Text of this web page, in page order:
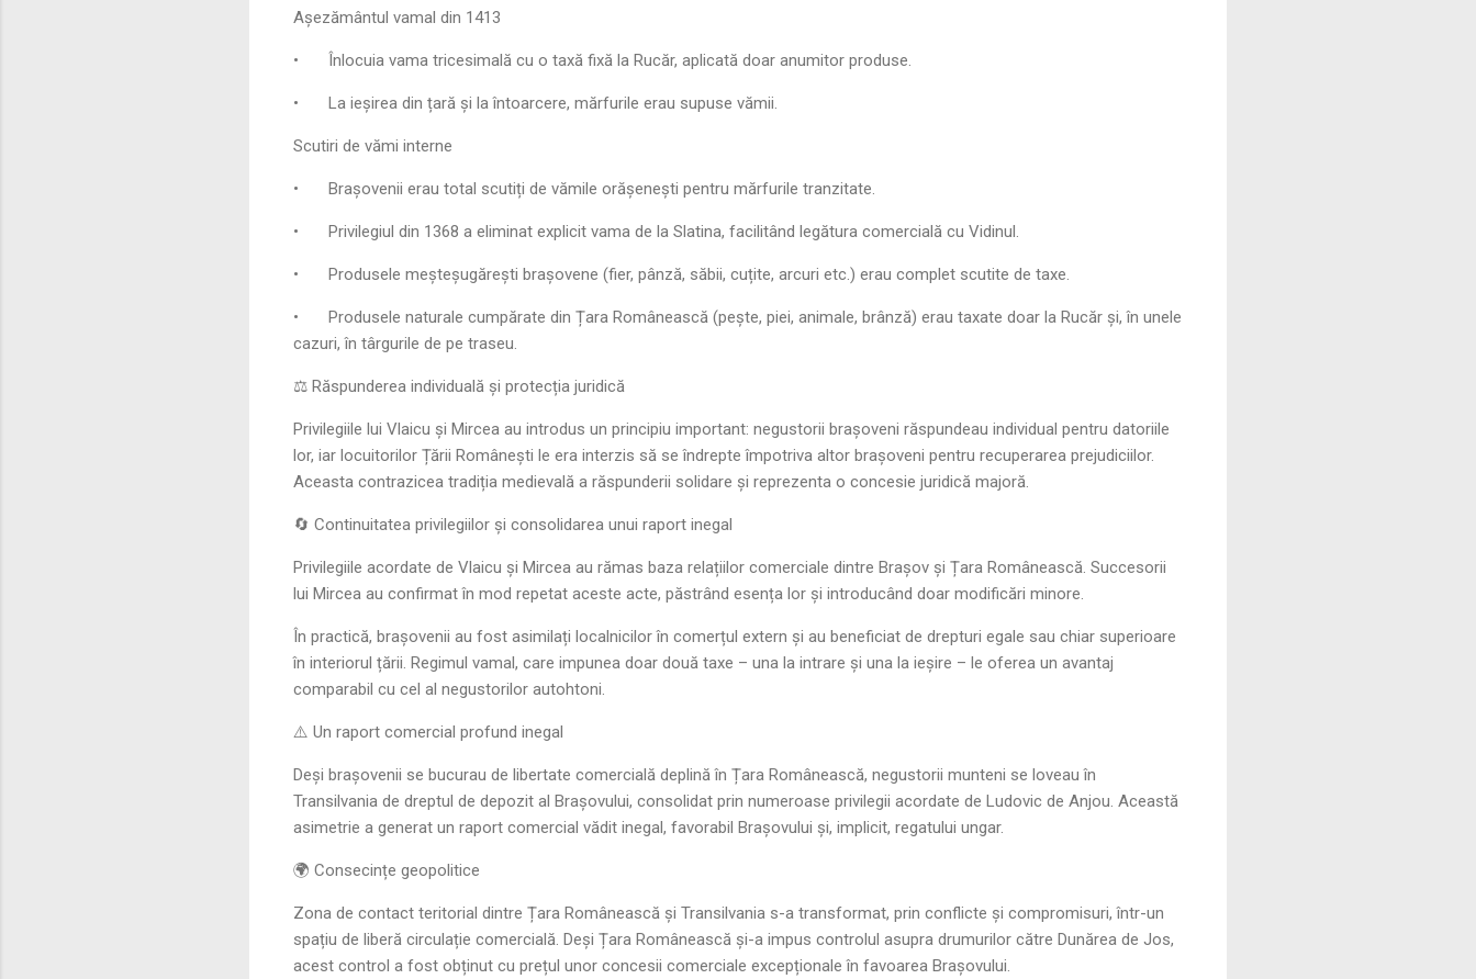
Așezământul vamal din 1413
• Înlocuia vama tricesimală cu o taxă fixă la Rucăr, aplicată doar anumitor produse.
• La ieșirea din țară și la întoarcere, mărfurile erau supuse vămii.
Scutiri de vămi interne
• Brașovenii erau total scutiți de vămile orășenești pentru mărfurile tranzitate.
• Privilegiul din 1368 a eliminat explicit vama de la Slatina, facilitând legătura comercială cu Vidinul.
• Produsele meșteșugărești brașovene (fier, pânză, săbii, cuțite, arcuri etc.) erau complet scutite de taxe.
•
Produsele naturale cumpărate din Țara Românească (pește, piei, animale, brânză) erau taxate doar la Rucăr și, în unele
cazuri, în târgurile de pe traseu.
⚖️ Răspunderea individuală și protecția juridică
Privilegiile lui Vlaicu și Mircea au introdus un principiu important: negustorii brașoveni răspundeau individual pentru datoriile
lor, iar locuitorilor Țării Românești le era interzis să se îndrepte împotriva altor brașoveni pentru recuperarea prejudiciilor.
Aceasta contrazicea tradiția medievală a răspunderii solidare și reprezenta o concesie juridică majoră.
🔄 Continuitatea privilegiilor și consolidarea unui raport inegal
Privilegiile acordate de Vlaicu și Mircea au rămas baza relațiilor comerciale dintre Brașov și Țara Românească. Succesorii
lui Mircea au confirmat în mod repetat aceste acte, păstrând esența lor și introducând doar modificări minore.
În practică, brașovenii au fost asimilați localnicilor în comerțul extern și au beneficiat de drepturi egale sau chiar superioare
în interiorul țării. Regimul vamal, care impunea doar două taxe – una la intrare și una la ieșire – le oferea un avantaj
comparabil cu cel al negustorilor autohtoni.
⚠️ Un raport comercial profund inegal
Deși brașovenii se bucurau de libertate comercială deplină în Țara Românească, negustorii munteni se loveau în
Transilvania de dreptul de depozit al Brașovului, consolidat prin numeroase privilegii acordate de Ludovic de Anjou. Această
asimetrie a generat un raport comercial vădit inegal, favorabil Brașovului și, implicit, regatului ungar.
🌍 Consecințe geopolitice
Zona de contact teritorial dintre Țara Românească și Transilvania s-a transformat, prin conflicte și compromisuri, într-un
spațiu de liberă circulație comercială. Deși Țara Românească și-a impus controlul asupra drumurilor către Dunărea de Jos,
acest control a fost obținut cu prețul unor concesii comerciale excepționale în favoarea Brașovului.